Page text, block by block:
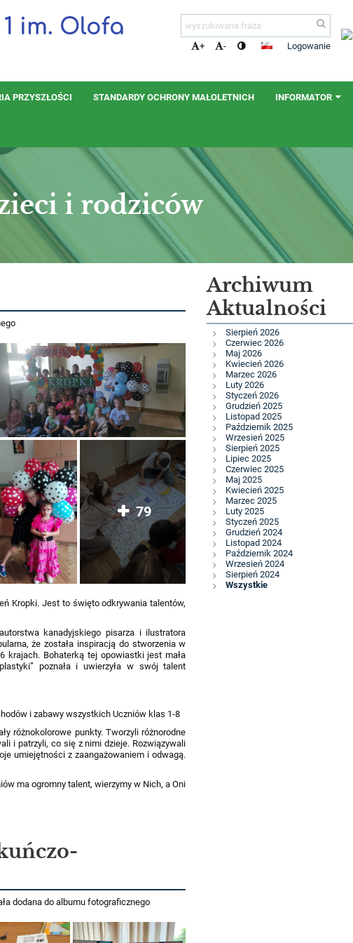
im. Olofa
+ - Logowanie
PRZYSZŁOŚCI STANDARDY OCHRONY MAŁOLETNICH INFORMATOR
i rodziców
79
Kropki. Jest to święto odkrywania talentów,
kanadyjskiego pisarza i ilustratora
że została inspiracją do stworzenia w
krajach. Bohaterką tej opowiastki jest mała
poznała i uwierzyła w swój talent
i zabawy wszystkich Uczniów klas 1-8
różnokolorowe punkty. Tworzyli różnorodne
i patrzyli, co się z nimi dzieje. Rozwiązywali
umiejętności z zaangażowaniem i odwagą.
ma ogromny talent, wierzymy w Nich, a Oni
dodana do albumu fotograficznego
Archiwum
Aktualności
Sierpień 2026
Czerwiec 2026
Maj 2026
Kwiecień 2026
Marzec 2026
Luty 2026
Styczeń 2026
Grudzień 2025
Listopad 2025
Październik 2025
Wrzesień 2025
Sierpień 2025
Lipiec 2025
Czerwiec 2025
Maj 2025
Kwiecień 2025
Marzec 2025
Luty 2025
Styczeń 2025
Grudzień 2024
Listopad 2024
Październik 2024
Wrzesień 2024
Sierpień 2024
Wszystkie